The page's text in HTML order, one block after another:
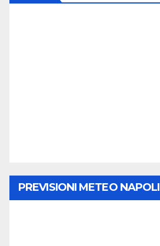
PREVISIONI METEO NAPOLI